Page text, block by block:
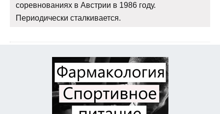
соревнованиях в Австрии в 1986 году.
Периодически сталкивается.